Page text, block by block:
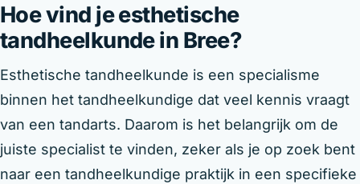
Hoe vind je esthetische
tandheelkunde in Bree?
Esthetische tandheelkunde is een specialisme
binnen het tandheelkundige dat veel kennis vraagt
van een tandarts. Daarom is het belangrijk om de
juiste specialist te vinden, zeker als je op zoek bent
naar een tandheelkundige praktijk in een specifieke